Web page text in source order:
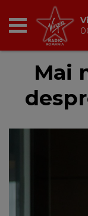
RADIO
BREAKFAST
TIC TALK
Mai